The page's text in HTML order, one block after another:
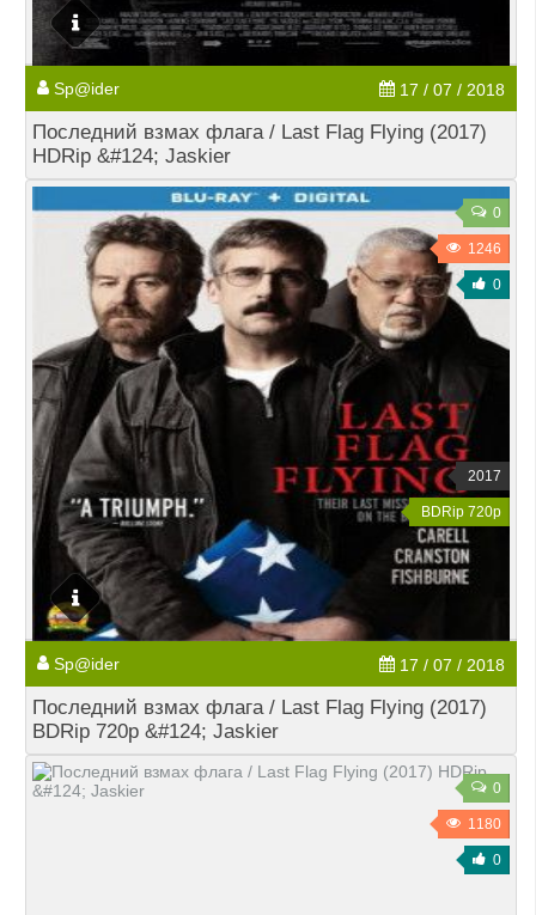
Sp@ider 17 / 07 / 2018
Последний взмах флага / Last Flag Flying (2017)
HDRip &#124; Jaskier
0
1246
0
2017
BDRip 720p
Sp@ider 17 / 07 / 2018
Последний взмах флага / Last Flag Flying (2017)
BDRip 720p &#124; Jaskier
0
1180
0